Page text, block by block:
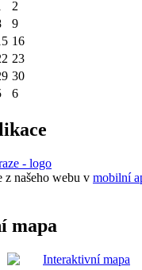
2
9
16
23
30
6
z našeho webu v mobilní
mapa